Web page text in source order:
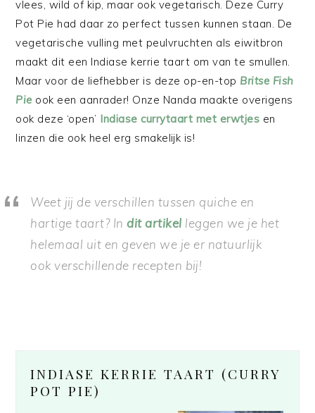
vlees, wild of kip, maar ook vegetarisch. Deze Curry
Pot Pie had daar zo perfect tussen kunnen staan. De
vegetarische vulling met peulvruchten als eiwitbron
maakt dit een Indiase kerrie taart om van te smullen.
Maar voor de liefhebber is deze op-en-top Britse Fish
Pie ook een aanrader! Onze Nanda maakte overigens
ook deze ‘open’ Indiase currytaart met erwtjes en
linzen die ook heel erg smakelijk is!
Weet jij de verschillen tussen quiche en
hartige taart? In dit artikel leggen we je het
helemaal uit en geven we je er natuurlijk
ook verschillende recepten bij!
INDIASE KERRIE TAART (CURRY
POT PIE)